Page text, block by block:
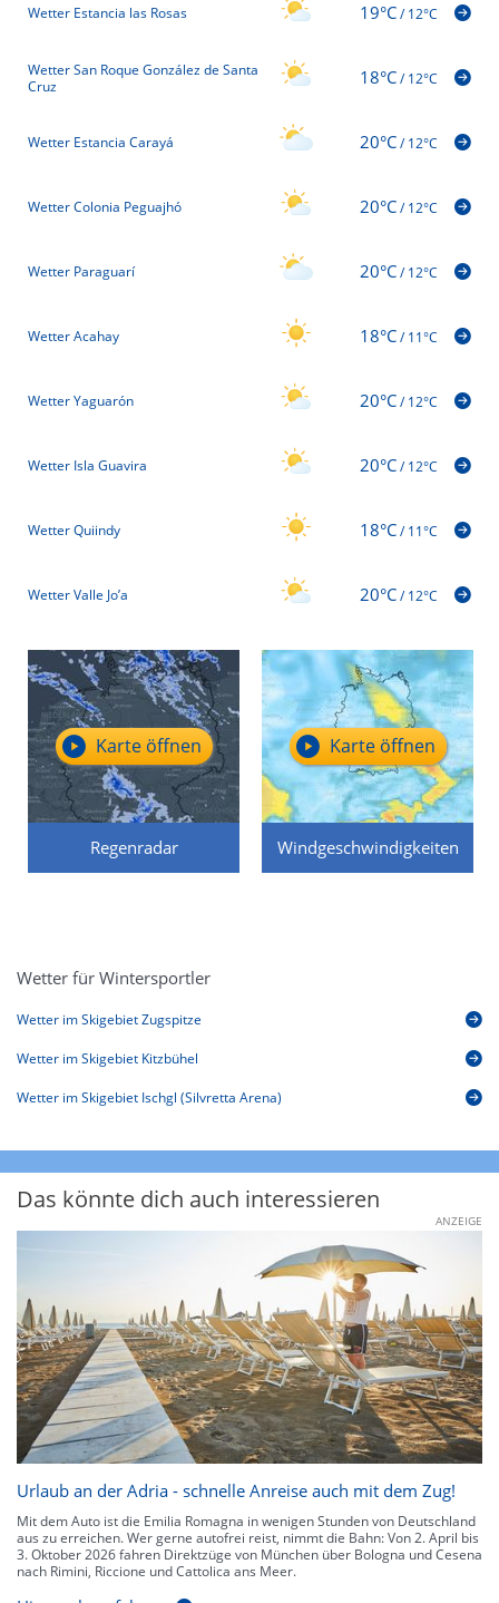
Wetter Estancia las Rosas 19°C/12°C
Wetter San Roque González de Santa
Cruz
18°C/12°C
Wetter Estancia Carayá 20°C/12°C
Wetter Colonia Peguajhó 20°C/12°C
Wetter Paraguarí 20°C/12°C
Wetter Acahay 18°C/11°C
Wetter Yaguarón 20°C/12°C
Wetter Isla Guavira 20°C/12°C
Wetter Quiindy 18°C/11°C
Wetter Valle Jo’a 20°C/12°C
Regenradar
Karte öffnen
Windgeschwindigkeiten
Karte öffnen
Wetter für Wintersportler
Wetter im Skigebiet Zugspitze
Wetter im Skigebiet Kitzbühel
Wetter im Skigebiet Ischgl (Silvretta Arena)
Das könnte dich auch interessieren
ANZEIGE
Urlaub an der Adria - schnelle Anreise auch mit dem Zug!
Mit dem Auto ist die Emilia Romagna in wenigen Stunden von Deutschland
aus zu erreichen. Wer gerne autofrei reist, nimmt die Bahn: Von 2. April bis
3. Oktober 2026 fahren Direktzüge von München über Bologna und Cesena
nach Rimini, Riccione und Cattolica ans Meer.